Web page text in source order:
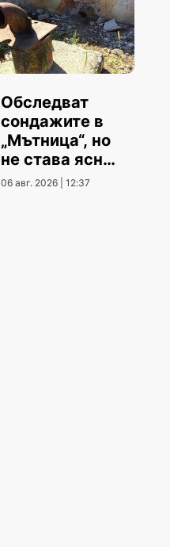
Обследват
сондажите в
„Мътница“, но
не става ясно
кога
06 авг. 2026 | 12:37